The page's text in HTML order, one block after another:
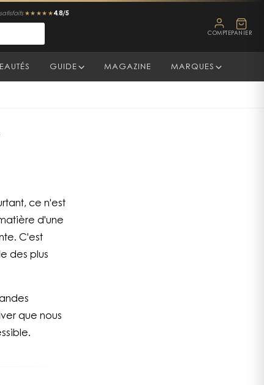
★★★★★ 4.8/5
COMPTE PANIER
GUIDE MAGAZINE MARQUES
ce n'est
d'une
C'est
des plus
que nous